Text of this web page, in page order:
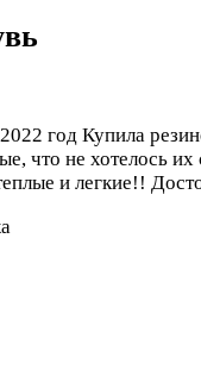
год Купила
что не хотелось
и легкие!!